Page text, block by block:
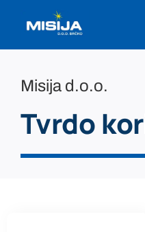
Misija d.o.o.
Tvrdo